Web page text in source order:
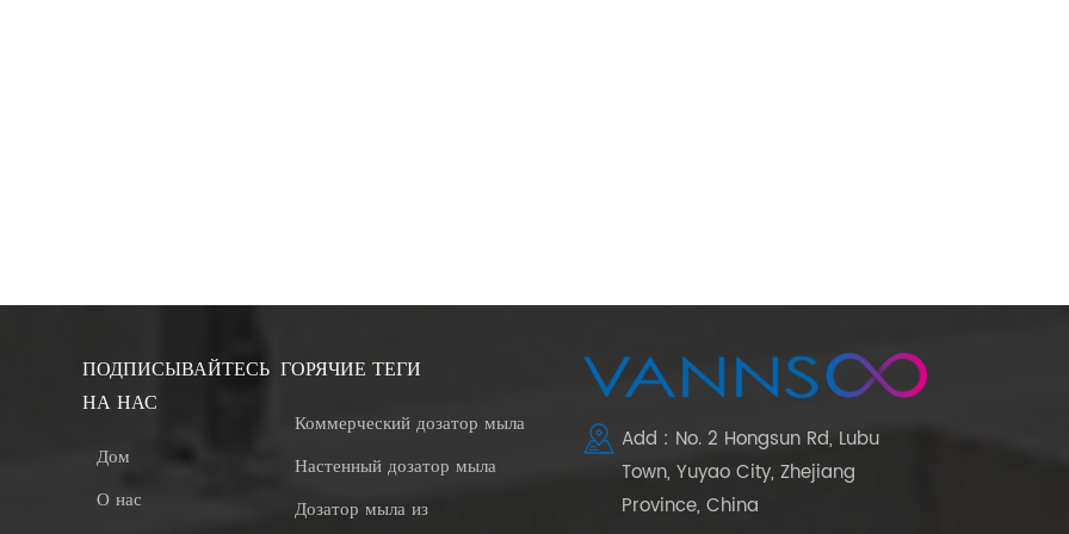
ПОДПИСЫВАЙТЕСЬ
НА НАС
Дом
О нас
ГОРЯЧИЕ ТЕГИ
Коммерческий дозатор мыла
Настенный дозатор мыла
Дозатор мыла из
Add : No. 2 Hongsun Rd, Lubu
Town, Yuyao City, Zhejiang
Province, China